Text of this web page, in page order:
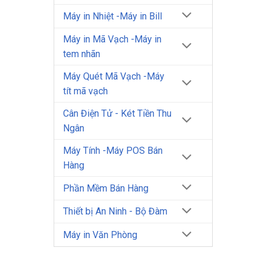
Máy in Nhiệt -Máy in Bill
Máy in Mã Vạch -Máy in
tem nhãn
Máy Quét Mã Vạch -Máy
tít mã vạch
Cân Điện Tử - Két Tiền Thu
Ngân
Máy Tính -Máy POS Bán
Hàng
Phần Mềm Bán Hàng
Thiết bị An Ninh - Bộ Đàm
Máy in Văn Phòng